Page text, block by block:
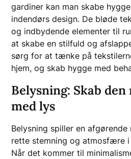
gardiner kan man skabe
indendørs design. De bløde
og indbydende elementer til
at skabe en stilfuld og
sørg for at tænke på
hjem, og skab hygge med
Belysning: Skab
med lys
Belysning spiller en
rette stemning og atmosfære
Når det kommer til